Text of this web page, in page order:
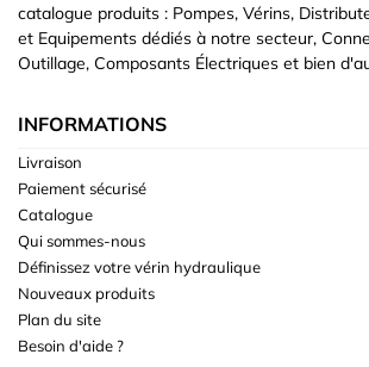
catalogue produits : Pompes, Vérins,
et Equipements dédiés à notre secteur,
Outillage, Composants Électriques et bien
INFORMATIONS
Livraison
Paiement sécurisé
Catalogue
Qui sommes-nous
Définissez votre vérin hydraulique
Nouveaux produits
Plan du site
Besoin d'aide ?